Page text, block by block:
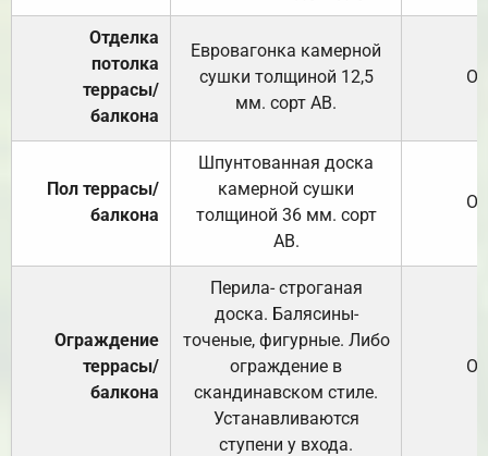
Отделка
потолка
террасы/
балкона
Евровагонка камерной
сушки толщиной 12,5
мм. сорт АВ.
Пол террасы/
балкона
Шпунтованная доска
камерной сушки
толщиной 36 мм. сорт
АВ.
Ограждение
террасы/
балкона
Перила- строганая
доска. Балясины-
точеные, фигурные. Либо
ограждение в
скандинавском стиле.
Устанавливаются
ступени у входа.